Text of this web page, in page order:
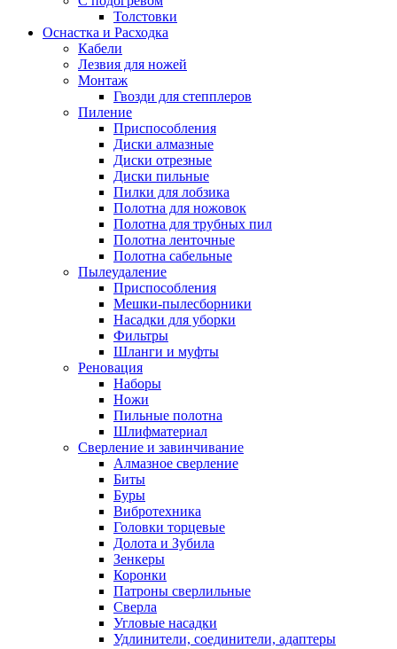
Толстовки
Оснастка и Расходка
Кабели
Лезвия для ножей
Монтаж
Гвозди для степплеров
Пиление
Приспособления
Диски алмазные
Диски отрезные
Диски пильные
Пилки для лобзика
Полотна для ножовок
Полотна для трубных пил
Полотна ленточные
Полотна сабельные
Пылеудаление
Приспособления
Мешки-пылесборники
Насадки для уборки
Фильтры
Шланги и муфты
Реновация
Наборы
Ножи
Пильные полотна
Шлифматериал
Сверление и завинчивание
Алмазное сверление
Биты
Буры
Вибротехника
Головки торцевые
Долота и Зубила
Зенкеры
Коронки
Патроны сверлильные
Сверла
Угловые насадки
Удлинители, соединители, адаптеры